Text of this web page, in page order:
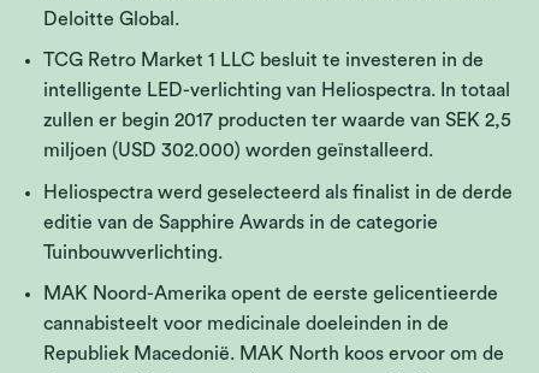
Deloitte Global.
TCG Retro Market 1 LLC besluit te investeren in de
intelligente LED-verlichting van Heliospectra. In totaal
zullen er begin 2017 producten ter waarde van SEK 2,5
miljoen (USD 302.000) worden geïnstalleerd.
Heliospectra werd geselecteerd als finalist in de derde
editie van de Sapphire Awards in de categorie
Tuinbouwverlichting.
MAK Noord-Amerika opent de eerste gelicentieerde
cannabisteelt voor medicinale doeleinden in de
Republiek Macedonië. MAK North koos ervoor om de